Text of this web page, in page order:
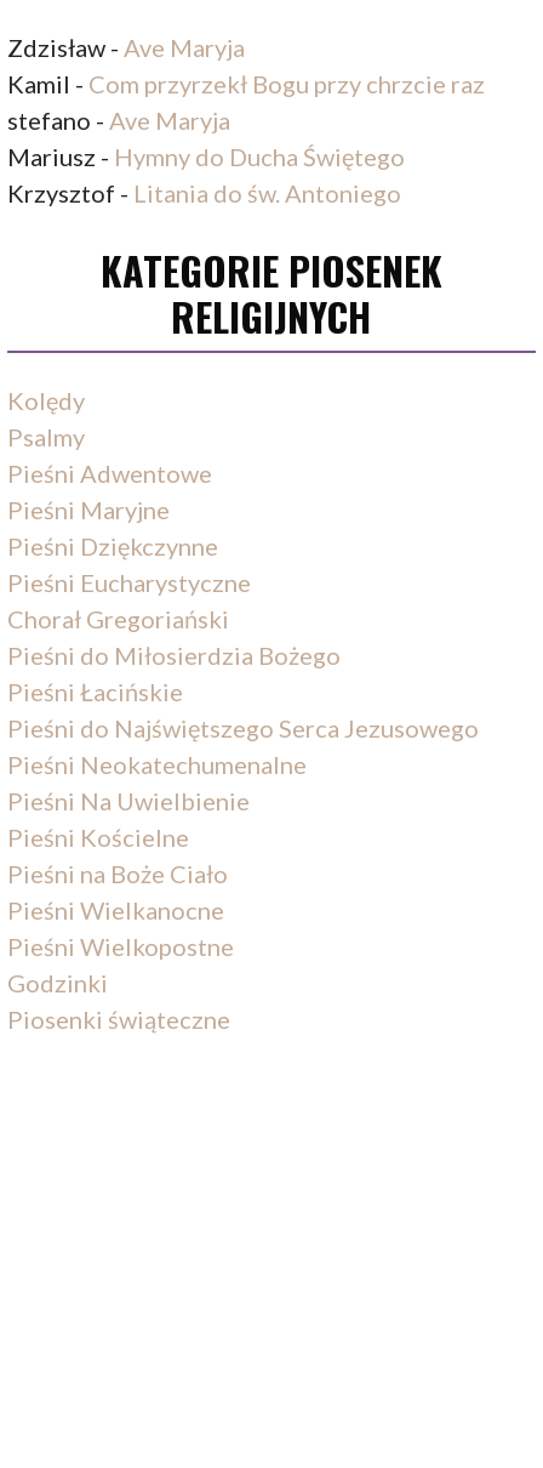
Zdzisław -Ave Maryja
Kamil - Com przyrzekł Bogu przy chrzcie raz
stefano -Ave Maryja
Mariusz - Hymny do Ducha Świętego
Krzysztof - Litania do św. Antoniego
KATEGORIE PIOSENEK
RELIGIJNYCH
Kolędy
Psalmy
Pieśni Adwentowe
Pieśni Maryjne
Pieśni Dziękczynne
Pieśni Eucharystyczne
Chorał Gregoriański
Pieśni do Miłosierdzia Bożego
Pieśni Łacińskie
Pieśni do Najświętszego Serca Jezusowego
Pieśni Neokatechumenalne
Pieśni Na Uwielbienie
Pieśni Kościelne
Pieśni na Boże Ciało
Pieśni Wielkanocne
Pieśni Wielkopostne
Godzinki
Piosenki świąteczne